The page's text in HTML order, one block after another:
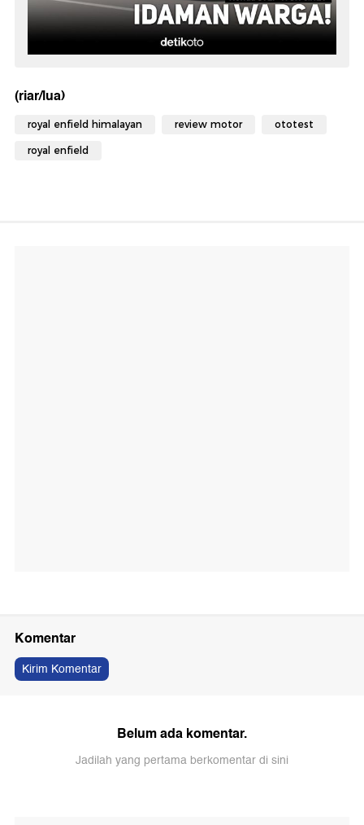
(riar/lua)
royal enfield himalayan review motor ototest
royal enfield
Komentar
Kirim Komentar
Belum ada komentar.
Jadilah yang pertama berkomentar di sini